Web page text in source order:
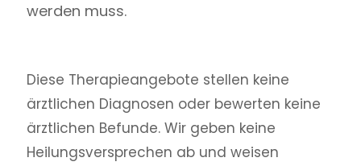
werden muss.
Diese Therapieangebote stellen keine
ärztlichen Diagnosen oder bewerten keine
ärztlichen Befunde. Wir geben keine
Heilungsversprechen ab und weisen